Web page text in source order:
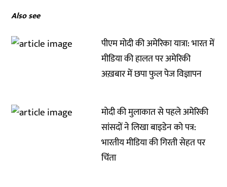
Also see
पीएम मोदी की अमेरिका यात्रा: भारत में
मीडिया की हालत पर अमेरिकी
अख़बार में छपा फुल पेज विज्ञापन
मोदी की मुलाकात से पहले अमेरिकी
सांसदों ने लिखा बाइडेन को पत्र:
भारतीय मीडिया की गिरती सेहत पर
चिंता